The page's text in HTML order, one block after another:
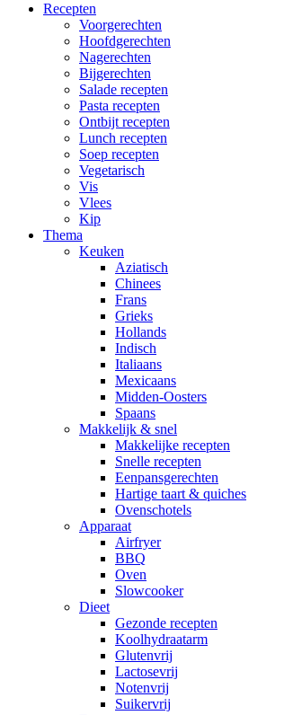
Recepten
Voorgerechten
Hoofdgerechten
Nagerechten
Bijgerechten
Salade recepten
Pasta recepten
Ontbijt recepten
Lunch recepten
Soep recepten
Vegetarisch
Vis
Vlees
Kip
Thema
Keuken
Aziatisch
Chinees
Frans
Grieks
Hollands
Indisch
Italiaans
Mexicaans
Midden-Oosters
Spaans
Makkelijk & snel
Makkelijke recepten
Snelle recepten
Eenpansgerechten
Hartige taart & quiches
Ovenschotels
Apparaat
Airfryer
BBQ
Oven
Slowcooker
Dieet
Gezonde recepten
Koolhydraatarm
Glutenvrij
Lactosevrij
Notenvrij
Suikervrij